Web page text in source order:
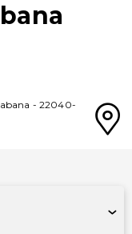
- 22040-